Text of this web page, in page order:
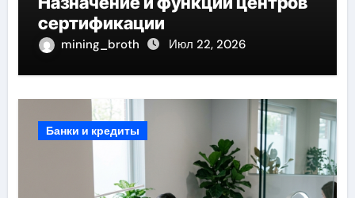
сертификации
mining_broth Июл 22, 2026
Банки и кредиты